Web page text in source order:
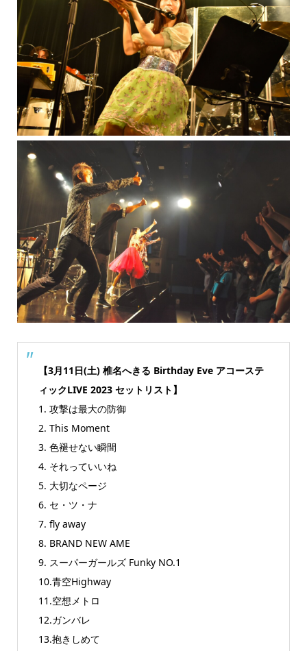
【3月11日(土) 椎名へきる Birthday Eve アコーステ
ィックLIVE 2023 セットリスト】
1. 攻撃は最大の防御
2. This Moment
3. 色褪せない瞬間
4. それっていいね
5. 大切なページ
6. セ・ツ・ナ
7. fly away
8. BRAND NEW AME
9. スーパーガールズ Funky NO.1
10.青空Highway
11.空想メトロ
12.ガンバレ
13.抱きしめて